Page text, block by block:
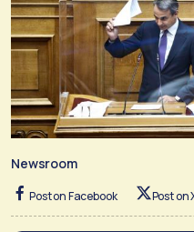
Newsroom
Post on Facebook Post on